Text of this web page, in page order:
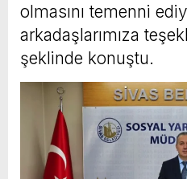
olmasını temenni
arkadaşlarımıza
şeklinde konuştu.